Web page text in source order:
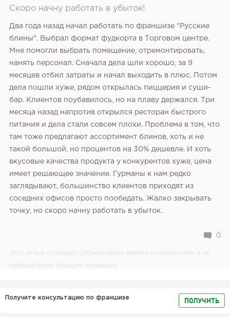
Скоро начну работать в убыток!
Два года назад начал работать по франшизе "Русские
блины". Выбрал формат фудкорта в Торговом центре.
Мне помогли выбрать помещение, отремонтировать,
нанять персонал. Сначала дела шли хорошо, за 9
месяцев отбил затраты и начал выходить в плюс. Потом
дела пошли хуже, рядом открылась пиццерия и суши-
бар. Клиентов поубавилось, но на плаву держался. Три
месяца назад напротив открылся ресторан быстрого
питания и дела стали совсем плохи. Проблема в том, что
там тоже предлагают ассортимент блинов, хоть и не
такой большой, но процентов на 30% дешевле. И хоть
вкусовые качества продукта у конкурентов хуже, цена
имеет решающее значение. Гурманы к нам редко
заглядывают, большинство клиентов приходят из
соседних офисов просто пообедать. Жалко закрывать
точку, но скоро начну работать в убыток.
0
Этот отзыв отражает субъективное мнение пользователя, а не
официальную позицию редакции.
Получите консультацию по франшизе ПОЛУЧИТЬ